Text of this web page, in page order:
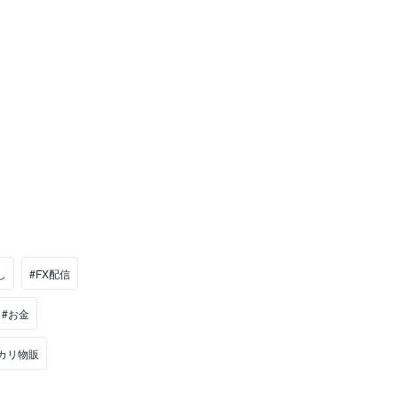
#FX配信
#お金
リ物販